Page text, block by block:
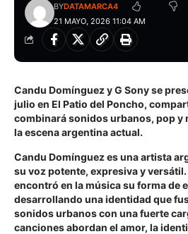
21 MAYO, 2026 11:04 AM
BYDATAMARCA4
Candu Domínguez y G Sony se
julio en El Patio del Poncho,
combinará sonidos urbanos, pop y
la escena argentina actual.
Candu Domínguez es una artista
su voz potente, expresiva y
encontró en la música su forma de
desarrollando una identidad que
sonidos urbanos con una fuerte
canciones abordan el amor, la